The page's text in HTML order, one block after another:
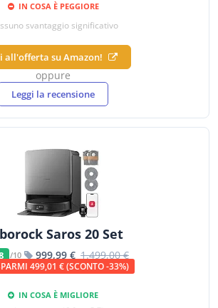
IN COSA È PEGGIORE
svantaggio significativo
all'offerta su Amazon!
oppure
Leggi la recensione
Saros 20 Set
/10 999,99 € 1.499,00 €
499,01 € (SCONTO -33%)
IN COSA È MIGLIORE